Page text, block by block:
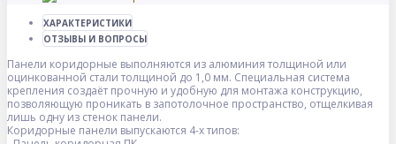
ХАРАКТЕРИСТИКИ
ОТЗЫВЫ И ВОПРОСЫ
Панели коридорные выполняются из алюминия толщиной или
оцинкованной стали толщиной до 1,0 мм. Специальная система
крепления создаёт прочную и удобную для монтажа конструкцию,
позволяющую проникать в запотолочное пространство, отщелкивая
лишь одну из стенок панели.
Коридорные панели выпускаются 4-х типов: